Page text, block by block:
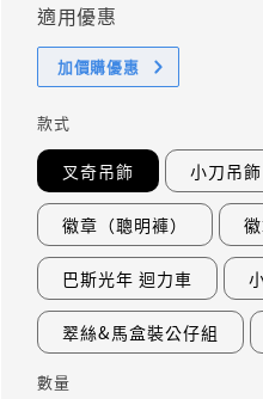
適用優惠
加價購優惠
款式
叉奇吊飾 小刀吊飾
徽章（聰明褲）
巴斯光年 迴力車
翠絲&馬盒裝公仔組
數量